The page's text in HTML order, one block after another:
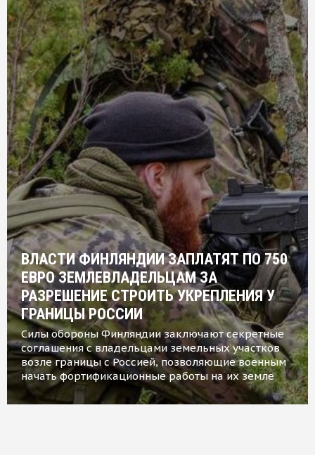
ВЛАСТИ ФИНЛЯНДИИ ЗАПЛАТЯТ ПО 750
ЕВРО ЗЕМЛЕВЛАДЕЛЬЦАМ ЗА
РАЗРЕШЕНИЕ СТРОИТЬ УКРЕПЛЕНИЯ У
ГРАНИЦЫ РОССИИ
Силы обороны Финляндии заключают секретные
соглашения с владельцами земельных участков
возле границы с Россией, позволяющие военным
начать фортификационные работы на их земле